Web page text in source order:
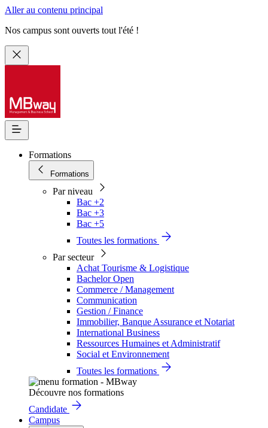
Aller au contenu principal
Nos campus sont ouverts tout l'été !
Formations
Formations
Par niveau
Bac +2
Bac +3
Bac +5
Toutes les formations
Par secteur
Achat Tourisme & Logistique
Bachelor Open
Commerce / Management
Communication
Gestion / Finance
Immobilier, Banque Assurance et Notariat
International Business
Ressources Humaines et Administratif
Social et Environnement
Toutes les formations
Découvre nos formations
Candidate
Campus